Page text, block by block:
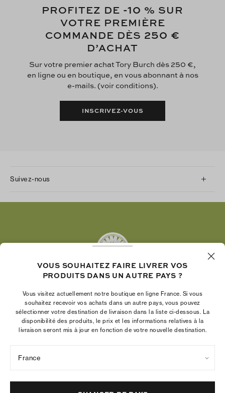
PROFITEZ DE -10 % SUR
VOTRE PREMIÈRE
COMMANDE DÈS 250 €
D’ACHAT
Sur votre premier achat Tory Burch dès 250 €,
en ligne ou en boutique, en vous abonnant à nos
e-mails. (voir conditions).
INSCRIVEZ-VOUS
Suivez-nous
Pinterest
La Fondation Tory Burch renforce le pouvoir
économique des femmes en aidant les
entrepreneures à créer des entreprises pérennes
Paramètres des cookies
Mentions légales Plan du site
VOUS SOUHAITEZ FAIRE LIVRER VOS
PRODUITS DANS UN AUTRE PAYS ?
Vous visitez actuellement notre boutique en ligne France. Si vous
souhaitez recevoir vos achats dans un autre pays, vous pouvez
sélectionner votre destination de livraison dans la liste ci-dessous. La
disponibilité des produits, le prix et les informations relatives à la
livraison seront mis à jour en fonction de votre nouvelle destination.
France